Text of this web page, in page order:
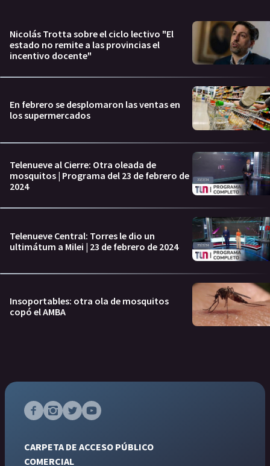
Nicolás Trotta sobre el ciclo lectivo "El
estado no remite a las provincias el
incentivo docente"
En febrero se desplomaron las ventas en
los supermercados
Telenueve al Cierre: Otra oleada de
mosquitos | Programa del 23 de febrero de
2024
Telenueve Central: Torres le dio un
ultimátum a Milei | 23 de febrero de 2024
Insoportables: otra ola de mosquitos
copó el AMBA
CARPETA DE ACCESO PÚBLICO
COMERCIAL